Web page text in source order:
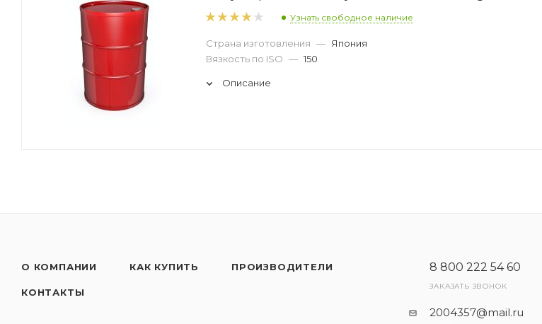
Узнать свободное наличие
Страна изготовления — Япония
Вязкость по ISO — 150
Описание
О КОМПАНИИ КАК КУПИТЬ ПРОИЗВОДИТЕЛИ
КОНТАКТЫ
8 800 222 54 60
ЗАКАЗАТЬ ЗВОНОК
2004357@mail.ru